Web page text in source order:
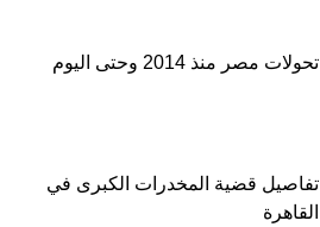
تحولات مصر منذ 2014 وحتى اليوم
تفاصيل قضية المخدرات الكبرى في
القاهرة